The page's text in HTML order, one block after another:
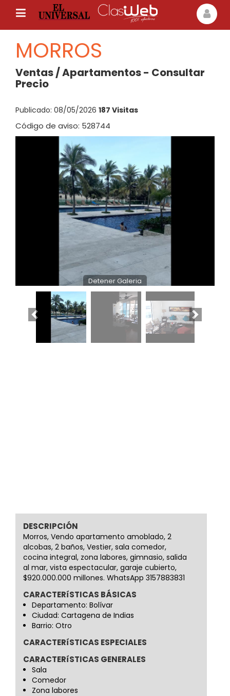
MORROS
Ventas / Apartamentos - Consultar
Precio
Publicado: 08/05/2026 187 Visitas
Código de aviso: 528744
Detener Galeria
DESCRIPCIÓN
Morros, Vendo apartamento amoblado, 2
alcobas, 2 baños, Vestier, sala comedor,
cocina integral, zona labores, gimnasio, salida
al mar, vista espectacular, garaje cubierto,
$920.000.000 millones. WhatsApp 3157883831
CARACTERíSTICAS BÁSICAS
Departamento: Bolívar
Ciudad: Cartagena de Indias
Barrio: Otro
CARACTERíSTICAS ESPECIALES
CARACTERíSTICAS GENERALES
Sala
Comedor
Zona labores